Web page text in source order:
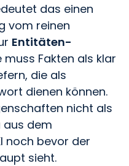
das einen
vom reinen
Entitäten-
muss Fakten als klar
die als
dienen können.
nicht als
aus dem
noch bevor der
sieht.